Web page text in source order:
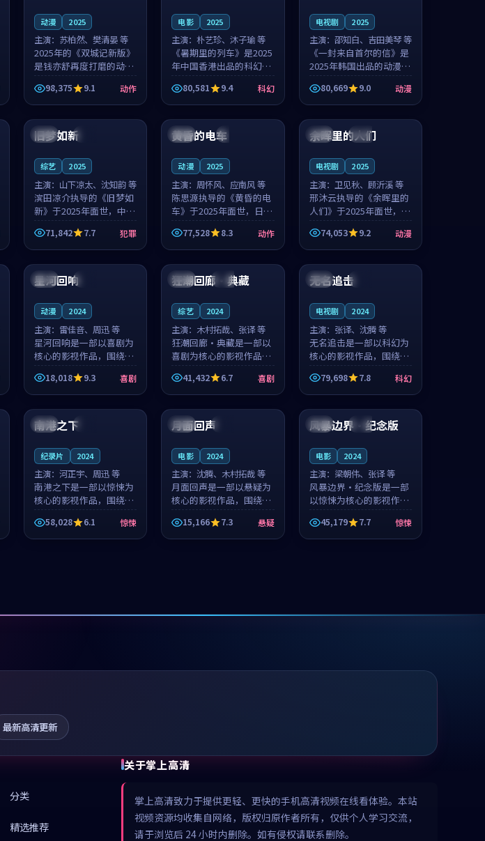
动漫 2025
主演： 苏柏然、樊清晏 等
2025年的《双城记新版》
是钱亦舒再度打磨的动作
佳作。中国大陆的取景与
沙漠探险的氛围相互成
就，苏柏然与樊清晏的对
手戏自然克制，让整部影
片在悬念与...
98,375 9.1 动作
电影 2025
主演：朴艺珍、沐子瑜 等
《暑期里的列车》是2025
年中国香港出品的科幻新
作，主创团队希望用城市
夜归人的故事让观众停下
来想一想。朴艺珍领衔，
沐子瑜担任重要角色，郑
书延的叙...
80,581 9.4 科幻
电视剧 2025
主演： 邵知白、吉田美琴 等
《一封来自首尔的信》是
2025年韩国出品的动漫新
作，主创团队希望用高考
往事的故事让观众停下来
想一想。邵知白领衔，吉
田美琴担任重要角色，谢
承南的叙...
80,669 9.0 动漫
中国
99:08
旧梦如新
综艺 2025
主演： 山下凉太、沈知韵 等
滨田凉介执导的《旧梦如
新》于2025年面世，中国
台湾的城市气质与异国相
遇的人物心境共同构筑了
影片基调。山下凉太、沈
知韵用细腻的表演撑起整
部犯罪电...
71,842 7.7 犯罪
日本 4K
99:20
黄昏的电车
动漫 2025
主演：周怀风、应南风 等
陈思源执导的《黄昏的电
车》于2025年面世，日本
的城市气质与渔村故事的
人物心境共同构筑了影片
基调。周怀风、应南风用
细腻的表演撑起整部动作
电影，剧...
77,528 8.3 动作
泰国 完结
99:56
余晖里的人们
电视剧 2025
主演： 卫见秋、顾沂溪 等
邢沐云执导的《余晖里的
人们》于2025年面世，泰
国的城市气质与小镇生活
的人物心境共同构筑了影
片基调。卫见秋、顾沂溪
用细腻的表演撑起整部动
漫电影，...
74,053 9.2 动漫
中国
99:45
星河回响
动漫 2024
主演： 雷佳音、周迅 等
星河回响是一部以喜剧为
核心的影视作品，围绕危
机、反转与人物成长展
开，整体节奏紧凑，值得
推荐观看。
18,018 9.3 喜剧
法国 独播
99:28
狂潮回廊·典藏
综艺 2024
主演： 木村拓哉、张译 等
狂潮回廊·典藏是一部以
喜剧为核心的影视作品，
围绕危机、反转与人物成
长展开，整体节奏紧凑，
值得推荐观看。
41,432 6.7 喜剧
英国
94:33
无名追击
电视剧 2024
主演： 张译、沈腾 等
无名追击是一部以科幻为
核心的影视作品，围绕危
机、反转与人物成长展
开，整体节奏紧凑，值得
推荐观看。
79,698 7.8 科幻
法国
99:33
南港之下
纪录片 2024
主演： 河正宇、周迅 等
南港之下是一部以惊悚为
核心的影视作品，围绕危
机、反转与人物成长展
开，整体节奏紧凑，值得
推荐观看。
58,028 6.1 惊悚
中国
99:50
月面回声
电影 2024
主演：沈腾、木村拓哉 等
月面回声是一部以悬疑为
核心的影视作品，围绕危
机、反转与人物成长展
开，整体节奏紧凑，值得
推荐观看。
15,166 7.3 悬疑
日本 杜比
99:22
风暴边界·纪念版
电影 2024
主演： 梁朝伟、张译 等
风暴边界·纪念版是一部
以惊悚为核心的影视作
品，围绕危机、反转与人
物成长展开，整体节奏紧
凑，值得推荐观看。
45,179 7.7 惊悚
最新高清更新
分类
精选推荐
关于掌上高清
掌上高清致力于提供更轻、更快的手机高清视频在线看体验。本站
视频资源均收集自网络，版权归原作者所有，仅供个人学习交流，
请于浏览后 24 小时内删除。如有侵权请联系删除。